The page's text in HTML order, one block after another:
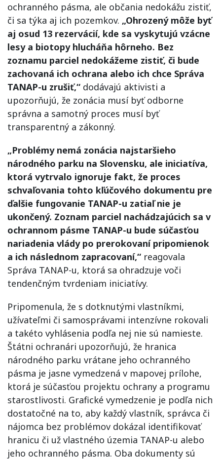
ochranného pásma, ale občania nedokážu zistiť,
či sa týka aj ich pozemkov. „Ohrozený môže byť
aj osud 13 rezervácií, kde sa vyskytujú vzácne
lesy a biotopy hlucháňa hôrneho. Bez
zoznamu parciel nedokážeme zistiť, či bude
zachovaná ich ochrana alebo ich chce Správa
TANAP-u zrušiť,“ dodávajú aktivisti a
upozorňujú, že zonácia musí byť odborne
správna a samotný proces musí byť
transparentný a zákonný.
„Problémy nemá zonácia najstaršieho
národného parku na Slovensku, ale iniciatíva,
ktorá vytrvalo ignoruje fakt, že proces
schvaľovania tohto kľúčového dokumentu pre
ďalšie fungovanie TANAP-u zatiaľ nie je
ukončený. Zoznam parciel nachádzajúcich sa v
ochrannom pásme TANAP-u bude súčasťou
nariadenia vlády po prerokovaní pripomienok
a ich následnom zapracovaní,“ reagovala
Správa TANAP-u, ktorá sa ohradzuje voči
tendenčným tvrdeniam iniciatívy.
Pripomenula, že s dotknutými vlastníkmi,
užívateľmi či samosprávami intenzívne rokovali
a takéto vyhlásenia podľa nej nie sú namieste.
Štátni ochranári upozorňujú, že hranica
národného parku vrátane jeho ochranného
pásma je jasne vymedzená v mapovej prílohe,
ktorá je súčasťou projektu ochrany a programu
starostlivosti. Grafické vymedzenie je podľa nich
dostatočné na to, aby každý vlastník, správca či
nájomca bez problémov dokázal identifikovať
hranicu či už vlastného územia TANAP-u alebo
jeho ochranného pásma. Oba dokumenty sú